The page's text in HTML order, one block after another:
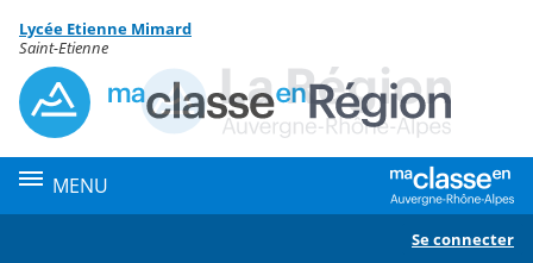
Menu de la rubrique
Contenu
Lycée Etienne Mimard
Saint-Etienne
MENU
Se connecter